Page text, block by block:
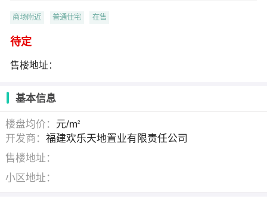
商场附近 普通住宅 在售
待定
售楼地址：
基本信息
楼盘均价： 元/m2
开发商：福建欢乐天地置业有限责任公司
售楼地址：
小区地址：